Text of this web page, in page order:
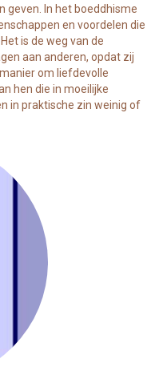
geven. In het boeddhisme
en voordelen die
is de weg van de
aan anderen, opdat zij
om liefdevolle
hen die in moeilijke
in praktische zin weinig of